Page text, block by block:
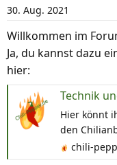
o
n
e
n
:
30. Aug. 2021
Willkommen im
Ja, du kannst dazu
hier:
Technik
Hier könnt
den
chili-